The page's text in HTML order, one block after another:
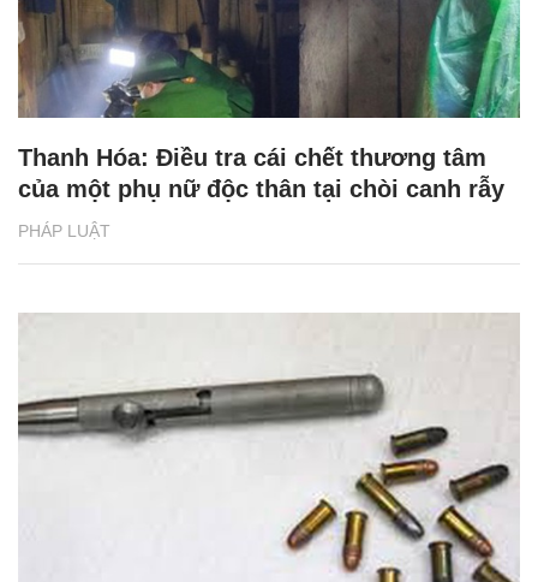
PHÁP LUẬT
Thanh Hóa: Điều tra cái chết thương tâm
của một phụ nữ độc thân tại chòi canh rẫy